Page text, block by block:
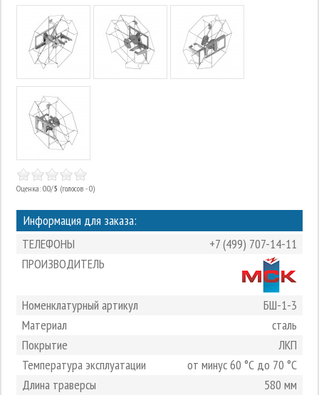
Оценка: 0.0/5 (голосов - 0)
Информация для заказа:
ТЕЛЕФОНЫ
+7 (499) 707-14-11
ПРОИЗВОДИТЕЛЬ
Номенклатурный артикул
БШ-1-3
Материал
сталь
Покрытие
ЛКП
Температура эксплуатации
от минус 60 °С до 70 °С
Длина траверсы
580 мм